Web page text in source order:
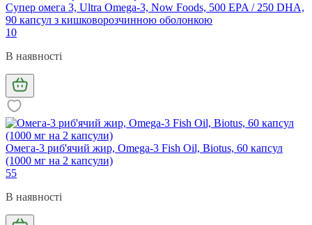
Супер омега 3, Ultra Omega-3, Now Foods, 500 EPA / 250 DHA,
90 капсул з кишковорозчинною оболонкою
10
В наявності
Омега-3 риб'ячий жир, Omega-3 Fish Oil, Biotus, 60 капсул
(1000 мг на 2 капсули)
55
В наявності